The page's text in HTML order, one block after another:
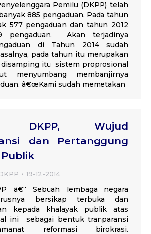
Pemilu (DKPP) telah
885 pengaduan. Pada tahun
577 pengaduan dan tahun 2012
pengaduan. Akan terjadinya
di Tahun 2014 sudah
pada tahun itu merupakan
itu sistem proprosional
menyumbang membanjirnya
â€œKami sudah memetakan
DKPP, Wujud
dan Pertanggung
DKPP 19-12-2014
â€“ Sebuah lembaga negara
bersikap terbuka dan
kepada khalayak publik atas
ini sebagai bentuk tranparansi
reformasi birokrasi.